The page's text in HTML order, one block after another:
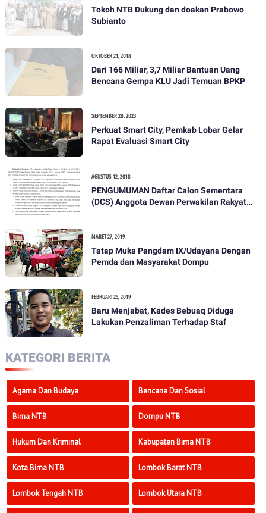
Tokoh NTB Dukung dan doakan Prabowo
Subianto
OKTOBER 21, 2018
Dari 166 Miliar, 3,7 Miliar Bantuan Uang
Bencana Gempa KLU Jadi Temuan BPKP
SEPTEMBER 28, 2023
Perkuat Smart City, Pemkab Lobar Gelar
Rapat Evaluasi Smart City
AGUSTUS 12, 2018
PENGUMUMAN Daftar Calon Sementara
(DCS) Anggota Dewan Perwakilan Rakyat
MARET 27, 2019
Tatap Muka Pangdam IX/Udayana Dengan
Pemda dan Masyarakat Dompu
FEBRUARI 25, 2019
Baru Menjabat, Kades Bebuaq Diduga
Lakukan Penzaliman Terhadap Staf
KATEGORI BERITA
Agama Dan Budaya Bencana Dan Sosial
Bima NTB Dompu NTB
Hukum Dan Kriminal Kabupaten Bima NTB
Kota Bima NTB Lombok Barat NTB
Lombok Tengah NTB Lombok Utara NTB